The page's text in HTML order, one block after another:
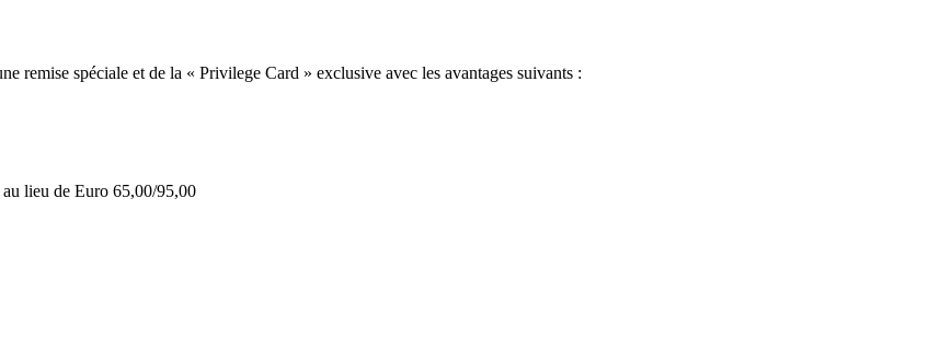
remise spéciale et de la « Privilege Card » exclusive avec les avantages suivants :
lieu de Euro 65,00/95,00